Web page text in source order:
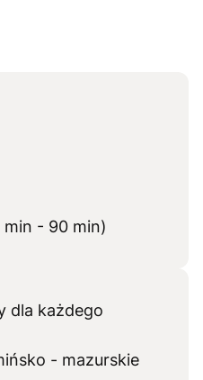
- 90 min)
dla każdego
- mazurskie